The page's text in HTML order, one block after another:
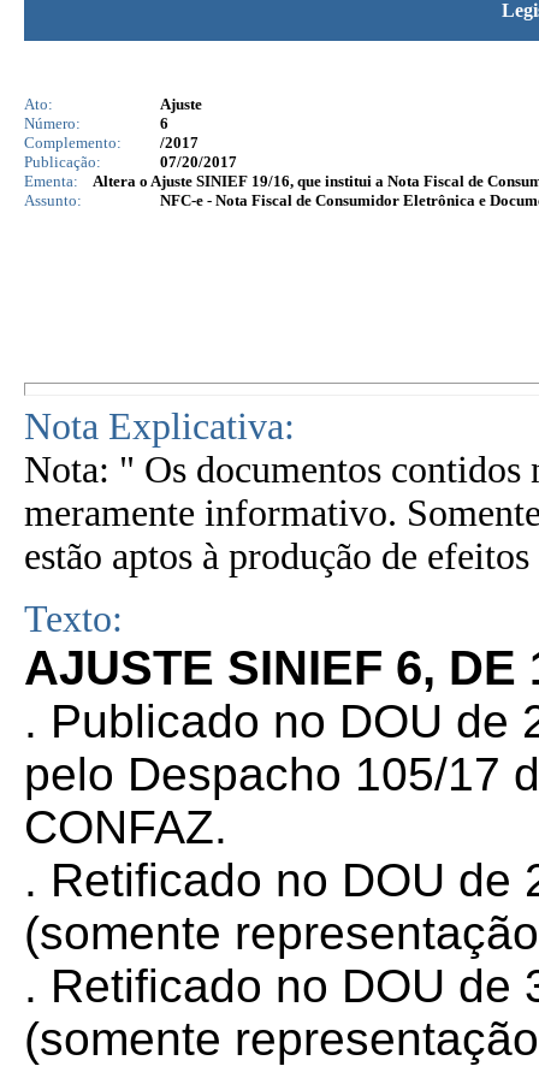
Ato:
Ajuste
Número:
6
Complemento:
/2017
Publicação:
07/20/2017
Ementa:
Altera o Ajuste SINIEF 19/16, que institui a Nota Fiscal de
Assunto:
NFC-e - Nota Fiscal de Consumidor Eletrônica e
Nota Explicativa:
Nota: " Os documentos contidos
meramente informativo.
estão aptos à produção de
Texto:
AJUSTE SINIEF 6, DE
. Publicado no DOU de
pelo Despacho 105/17
CONFAZ.
. Retificado no DOU de
(somente
. Retificado no DOU de
(somente